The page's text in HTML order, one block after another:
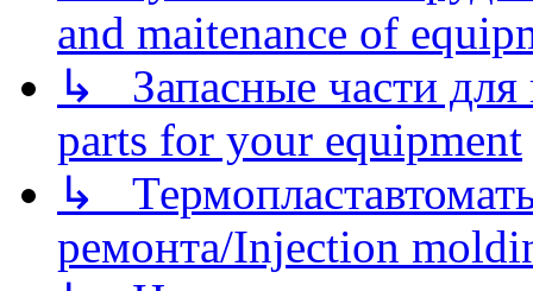
and maitenance of
↳ Запасные части для
parts for your equipment
↳
ремонта/Injection